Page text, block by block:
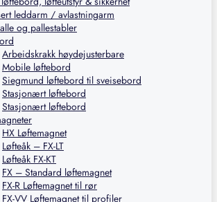
leddarm / avlastningarm
og pallestabler
Arbeidskrakk høydejusterbare
Mobile løftebord
Siegmund løftebord til sveisebord
Stasjonært løftebord
Stasjonært løftebord
HX Løftemagnet
Løfteåk – FX-LT
Løfteåk FX-KT
FX – Standard løftemagnet
FX-R Løftemagnet til rør
FX-VV Løftemagnet til profiler